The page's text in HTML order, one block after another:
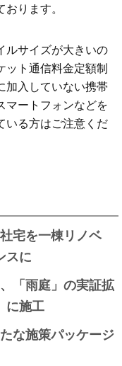
ります。
ルサイズが大きいの
ット通信料金定額制
加入していない携帯
マートフォンなどを
いる方はご注意くだ
宅を一棟リノベ
スに
「雨庭」の実証拡
に施工
な施策パッケージ